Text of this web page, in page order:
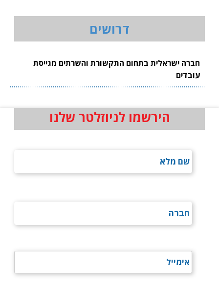
דרושים
חברה ישראלית בתחום התקשורת והשרתים מגייסת
עובדים
הירשמו לניוזלטר שלנו